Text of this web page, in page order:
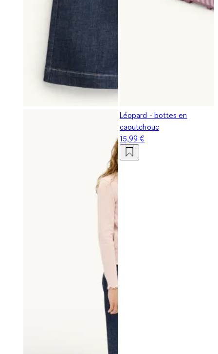
Léopard - bottes en
caoutchouc
15,99 €